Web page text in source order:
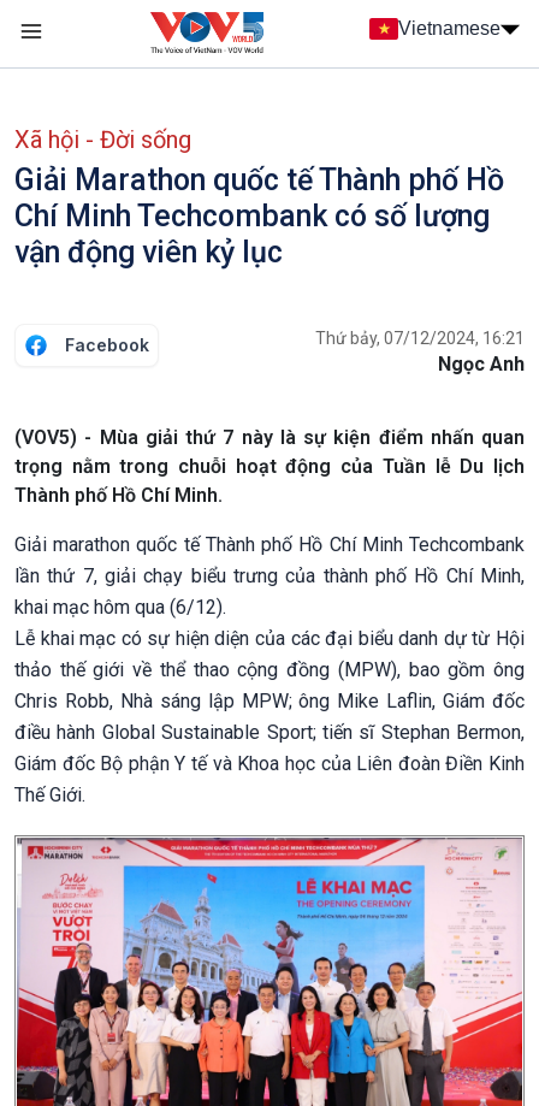
Nhảy đến nội dung
Vietnamese
Xã hội - Đời sống
Giải Marathon quốc tế Thành phố Hồ
Chí Minh Techcombank có số lượng
vận động viên kỷ lục
Facebook Thứ bảy, 07/12/2024, 16:21
Ngọc Anh
(VOV5) - Mùa giải thứ 7 này là sự kiện điểm nhấn quan
trọng nằm trong chuỗi hoạt động của Tuần lễ Du lịch
Thành phố Hồ Chí Minh.
Giải marathon quốc tế Thành phố Hồ Chí Minh Techcombank
lần thứ 7, giải chạy biểu trưng của thành phố Hồ Chí Minh,
khai mạc hôm qua (6/12).
Lễ khai mạc có sự hiện diện của các đại biểu danh dự từ Hội
thảo thế giới về thể thao cộng đồng (MPW), bao gồm ông
Chris Robb, Nhà sáng lập MPW; ông Mike Laflin, Giám đốc
điều hành Global Sustainable Sport; tiến sĩ Stephan Bermon,
Giám đốc Bộ phận Y tế và Khoa học của Liên đoàn Điền Kinh
Thế Giới.